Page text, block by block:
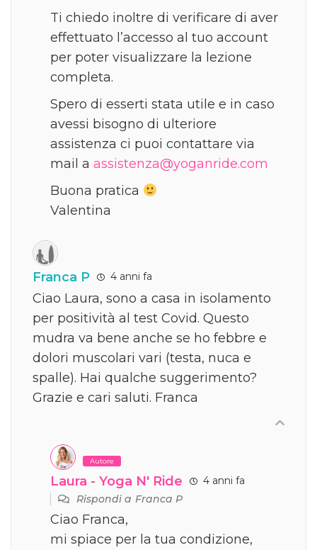
Ti chiedo inoltre di verificare di aver
effettuato l’accesso al tuo account
per poter visualizzare la lezione
completa.
Spero di esserti stata utile e in caso
avessi bisogno di ulteriore
assistenza ci puoi contattare via
mail a assistenza@yoganride.com
Buona pratica
Valentina
Franca P 4 anni fa
Ciao Laura, sono a casa in isolamento
per positività al test Covid. Questo
mudra va bene anche se ho febbre e
dolori muscolari vari (testa, nuca e
spalle). Hai qualche suggerimento?
Grazie e cari saluti. Franca
Autore
Laura - Yoga N' Ride
4 anni fa
Rispondi aFranca P
Ciao Franca,
mi spiace per la tua condizione,